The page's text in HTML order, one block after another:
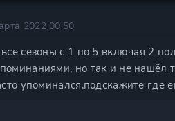
2022 00:50
все сезоны с 1 по 5 включая 2
но так и не нашёл
упоминался,подскажите